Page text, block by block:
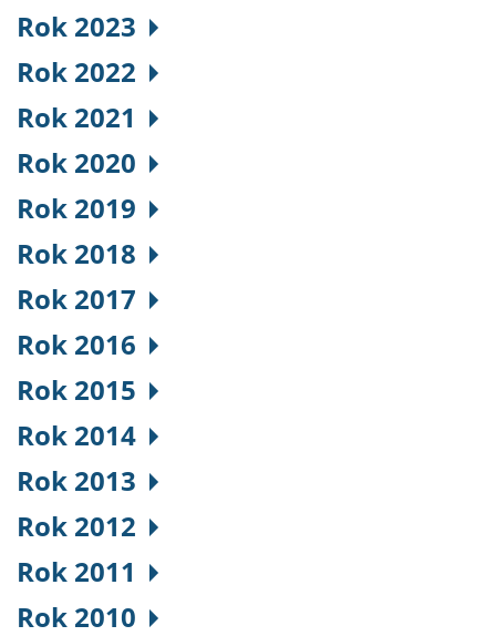
Rok 2023
Rok 2022
Rok 2021
Rok 2020
Rok 2019
Rok 2018
Rok 2017
Rok 2016
Rok 2015
Rok 2014
Rok 2013
Rok 2012
Rok 2011
Rok 2010